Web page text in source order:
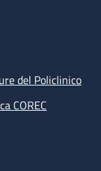
del Policlinico
COREC